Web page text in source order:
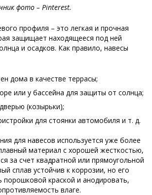
фото – Pinterest.
профиля – это легкая и прочная
защищает находящееся под ней
и осадков. Как правило, навесы
дома в качестве террасы;
или у бассейна для защиты от солнца;
(козырьки);
для стоянки автомобиля и т. д.
для навесов используется уже более
материал с хорошей жесткостью,
за счет квадратной или прямоугольной
сплав устойчив к коррозии, но его
краской и анодировать,
влаге.